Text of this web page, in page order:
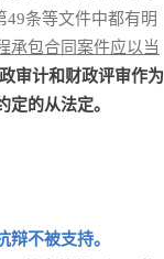
条等文件中都有明
承包合同案件应以当
审计和财政评审作为
的从法定。
不被支持。